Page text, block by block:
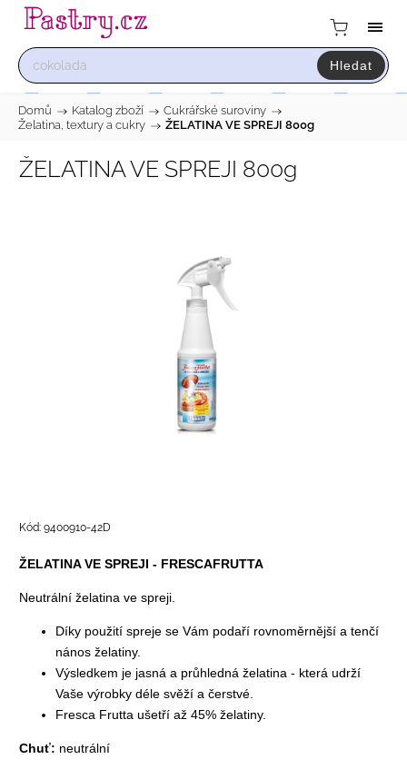
Hledat
Domů / Katalog zboží / Cukrářské suroviny /
Želatina, textury a cukry / ŽELATINA VE SPREJI 800g
ŽELATINA VE SPREJI 800g
Kód: 9400910-42D
ŽELATINA VE SPREJI - FRESCAFRUTTA
Neutrální želatina ve spreji.
Díky použití spreje se Vám podaří rovnoměrnější a tenčí
nános želatiny.
Výsledkem je jasná a průhledná želatina - která udrží
Vaše výrobky déle svěží a čerstvé.
Fresca Frutta ušetří až 45% želatiny.
Chuť: neutrální